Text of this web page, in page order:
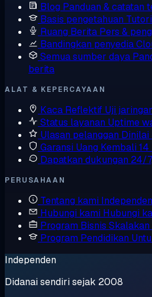
Blog Panduan & catatan
Basis pengetahuan
Ruang Berita Pers &
Bandingkan penyedia
Semua sumber daya
berita
ALAT & KEPERCAYAAN
Kaca Reflektif Uji
Status layanan Uptime
Ulasan pelanggan
Garansi Uang Kembali 14
Dapatkan dukungan 24/
PERUSAHAAN
Tentang kami
Hubungi kami Hubungi
Program Bisnis
Program Pendidikan
Independen
Didanai sendiri sejak 2008